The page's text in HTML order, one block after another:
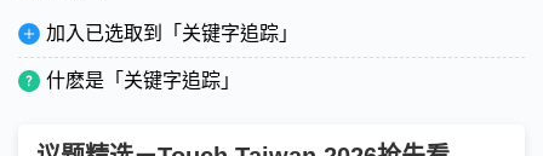
加入已选取到「关键字追踪」
什麽是「关键字追踪」